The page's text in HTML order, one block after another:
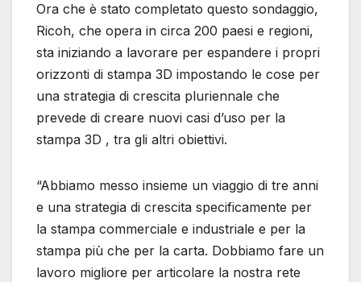
Ora che è stato completato questo sondaggio,
Ricoh, che opera in circa 200 paesi e regioni,
sta iniziando a lavorare per espandere i propri
orizzonti di stampa 3D impostando le cose per
una strategia di crescita pluriennale che
prevede di creare nuovi casi d’uso per la
stampa 3D , tra gli altri obiettivi.
“Abbiamo messo insieme un viaggio di tre anni
e una strategia di crescita specificamente per
la stampa commerciale e industriale e per la
stampa più che per la carta. Dobbiamo fare un
lavoro migliore per articolare la nostra rete